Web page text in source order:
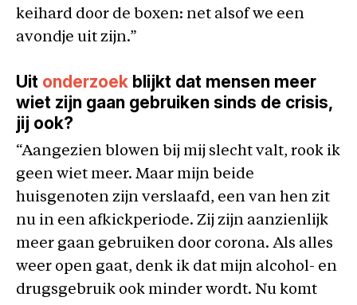
keihard door de boxen: net alsof we een
avondje uit zijn.”
Uit onderzoek blijkt dat mensen meer
wiet zijn gaan gebruiken sinds de crisis,
jij ook?
“Aangezien blowen bij mij slecht valt, rook ik
geen wiet meer. Maar mijn beide
huisgenoten zijn verslaafd, een van hen zit
nu in een afkickperiode. Zij zijn aanzienlijk
meer gaan gebruiken door corona. Als alles
weer open gaat, denk ik dat mijn alcohol- en
drugsgebruik ook minder wordt. Nu komt